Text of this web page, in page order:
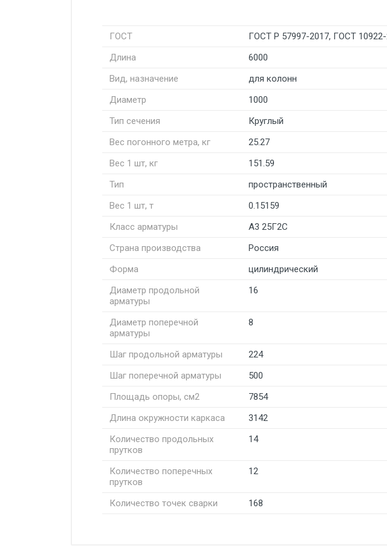
ГОСТ
ГОСТ Р 57997-2017, ГОСТ 10922-
Длина
6000
Вид, назначение
для колонн
Диаметр
1000
Тип сечения
Круглый
Вес погонного метра, кг
25.27
Вес 1 шт, кг
151.59
Тип
пространственный
Вес 1 шт, т
0.15159
Класс арматуры
А3 25Г2С
Страна производства
Россия
Форма
цилиндрический
Диаметр продольной
арматуры
16
Диаметр поперечной
арматуры
8
Шаг продольной арматуры
224
Шаг поперечной арматуры
500
Площадь опоры, см2
7854
Длина окружности каркаса
3142
Количество продольных
прутков
14
Количество поперечных
прутков
12
Количество точек сварки 168